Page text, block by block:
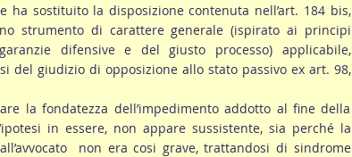
ha sostituito la disposizione contenuta nell’art. 184 bis,
strumento di carattere generale (ispirato ai principi
difensive e del giusto processo) applicabile,
del giudizio di opposizione allo stato passivo ex art. 98,
la fondatezza dell’impedimento addotto al fine della
in essere, non appare sussistente, sia perché la
non era cosi grave, trattandosi di sindrome